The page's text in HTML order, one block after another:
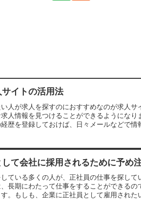
イトの活用法
人が求人を探すのにおすすめなのが求人サ
人情報を見つけることができるようにな
歴を登録しておけば、日々メールなどで情
て会社に採用されるために予め
ている多くの人が、正社員の仕事を探し
長期にわたって仕事をすることができるの
。もしも、企業に正社員として雇用された